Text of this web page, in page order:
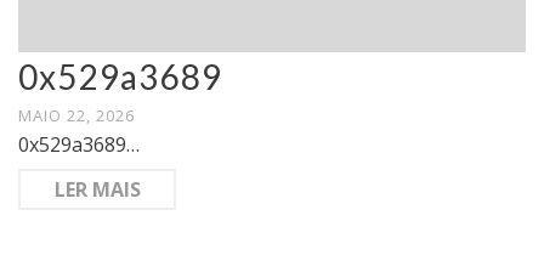
0x529a3689
MAIO 22, 2026
0x529a3689…
LER MAIS